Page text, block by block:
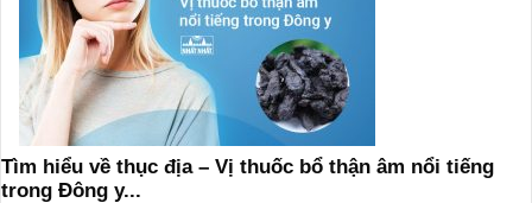
Tìm hiểu về thục địa – Vị thuốc bổ thận âm nổi tiếng
trong Đông y...